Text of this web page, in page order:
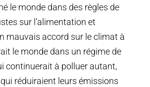
le monde dans des règles de
sur l’alimentation et
mauvais accord sur le climat à
le monde dans un régime de
continuerait à polluer autant,
réduiraient leurs émissions